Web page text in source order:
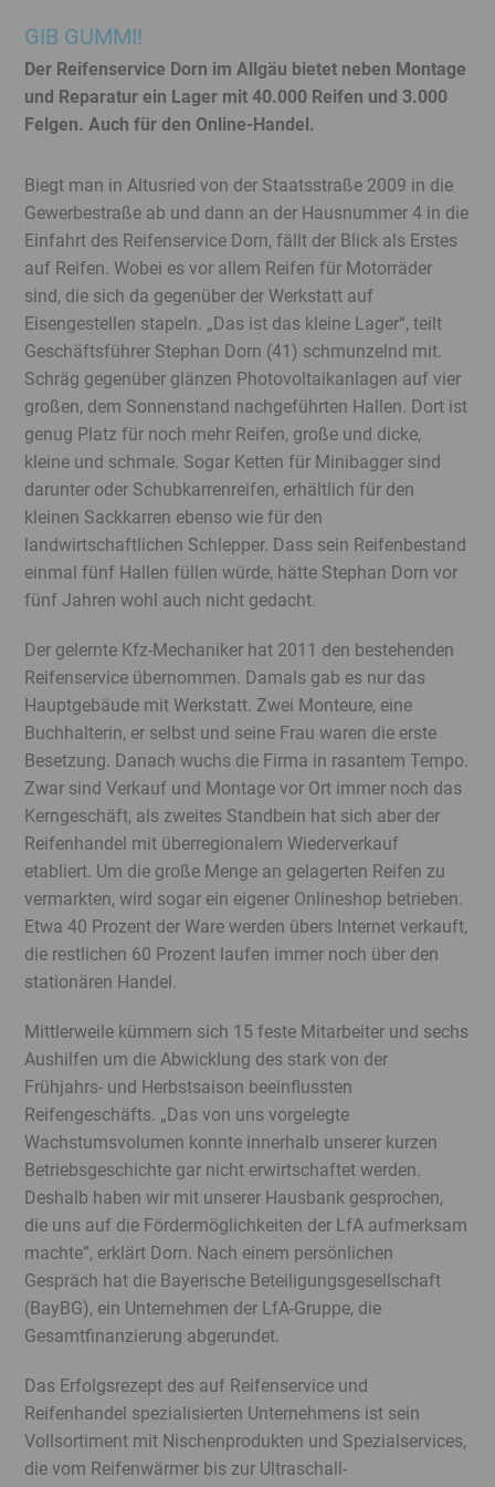
Menü
Juristisches
Menü
GIB GUMMI!
Der Reifenservice Dorn im Allgäu bietet neben Montage
und Reparatur ein Lager mit 40.000 Reifen und 3.000
Felgen. Auch für den Online-Handel.
Biegt man in Altusried von der Staatsstraße 2009 in die
Gewerbestraße ab und dann an der Hausnummer 4 in die
Einfahrt des Reifenservice Dorn, fällt der Blick als Erstes
auf Reifen. Wobei es vor allem Reifen für Motorräder
sind, die sich da gegenüber der Werkstatt auf
Eisengestellen stapeln. „Das ist das kleine Lager“, teilt
Geschäftsführer Stephan Dorn (41) schmunzelnd mit.
Schräg gegenüber glänzen Photovoltaikanlagen auf vier
großen, dem Sonnenstand nachgeführten Hallen. Dort ist
genug Platz für noch mehr Reifen, große und dicke,
kleine und schmale. Sogar Ketten für Minibagger sind
darunter oder Schubkarrenreifen, erhältlich für den
kleinen Sackkarren ebenso wie für den
landwirtschaftlichen Schlepper. Dass sein Reifenbestand
einmal fünf Hallen füllen würde, hätte Stephan Dorn vor
fünf Jahren wohl auch nicht gedacht.
Der gelernte Kfz-Mechaniker hat 2011 den bestehenden
Reifenservice übernommen. Damals gab es nur das
Hauptgebäude mit Werkstatt. Zwei Monteure, eine
Buchhalterin, er selbst und seine Frau waren die erste
Besetzung. Danach wuchs die Firma in rasantem Tempo.
Zwar sind Verkauf und Montage vor Ort immer noch das
Kerngeschäft, als zweites Standbein hat sich aber der
Reifenhandel mit überregionalem Wiederverkauf
etabliert. Um die große Menge an gelagerten Reifen zu
vermarkten, wird sogar ein eigener Onlineshop betrieben.
Etwa 40 Prozent der Ware werden übers Internet verkauft,
die restlichen 60 Prozent laufen immer noch über den
stationären Handel.
Mittlerweile kümmern sich 15 feste Mitarbeiter und sechs
Aushilfen um die Abwicklung des stark von der
Frühjahrs- und Herbstsaison beeinflussten
Reifengeschäfts. „Das von uns vorgelegte
Wachstumsvolumen konnte innerhalb unserer kurzen
Betriebsgeschichte gar nicht erwirtschaftet werden.
Deshalb haben wir mit unserer Hausbank gesprochen,
die uns auf die Fördermöglichkeiten der LfA aufmerksam
machte”, erklärt Dorn. Nach einem persönlichen
Gespräch hat die Bayerische Beteiligungs­gesellschaft
(BayBG), ein Unternehmen der LfA-Gruppe, die
Gesamtfinanzierung abgerundet.
Das Erfolgsrezept des auf Reifenservice und
Reifenhandel spezialisierten Unternehmens ist sein
Vollsortiment mit Nischenprodukten und Spezialservices,
die vom Reifenwärmer bis zur Ultraschall-